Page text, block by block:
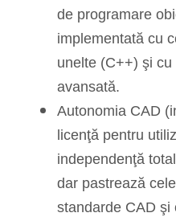
de programare
implementată cu
unelte (C++) şi
avansată.
Autonomia CAD
licenţă pentru
independenţă
dar pastrează
standarde CAD şi